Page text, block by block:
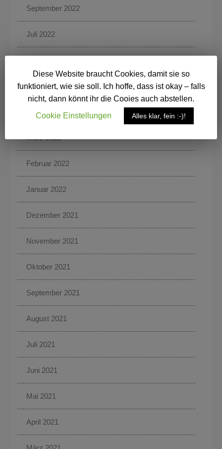
September 2022
Juli 2022
Mai 2022
April 2022
März 2022
Februar 2022
Januar 2022
Dezember 2021
November 2021
Oktober 2021
September 2021
August 2021
Juli 2021
Juni 2021
Mai 2021
April 2021
Diese Website braucht Cookies, damit sie so
funktioniert, wie sie soll. Ich hoffe, dass ist okay – falls
nicht, dann könnt ihr die Cooies auch abstellen.
Cookie Einstellungen
Alles klar, fein :-)!